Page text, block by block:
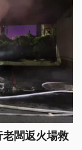
闆返火場救